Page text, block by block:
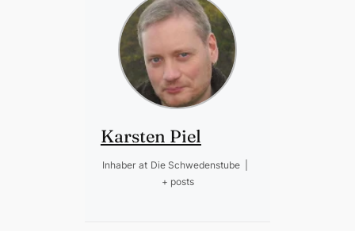
Karsten Piel
Inhaber at Die Schwedenstube
+ posts